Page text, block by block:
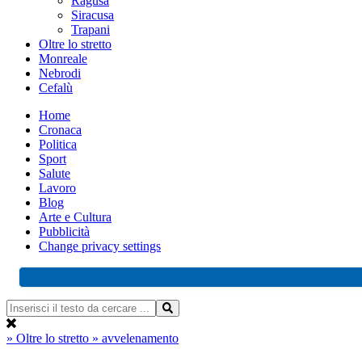
Siracusa
Trapani
Oltre lo stretto
Monreale
Nebrodi
Cefalù
Home
Cronaca
Politica
Sport
Salute
Lavoro
Blog
Arte e Cultura
Pubblicità
Change privacy settings
» Oltre lo stretto » avvelenamento